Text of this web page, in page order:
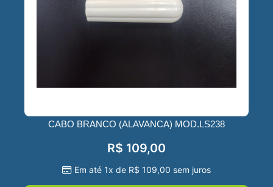
CABO BRANCO (ALAVANCA) MOD.LS238
R$ 109,00
Em até 1x de R$ 109,00 sem juros